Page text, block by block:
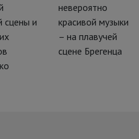
сцены и
невероятно
красивой музыки
– на плавучей
сцене Брегенца